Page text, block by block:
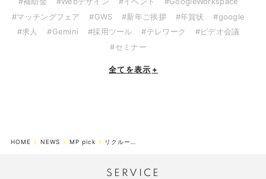
#マッチングフェア
#GWS #新年ご挨拶 #年賀状
#google
#求人
#Gemini #採用ツール #テレワーク
#ビデオ会議
#セミナー
全てを表示 +
HOME NEWS MP pick リクルートイベントや会社説明会におすすめ！就活生向けアピールアイテムのご提...
SERVICE